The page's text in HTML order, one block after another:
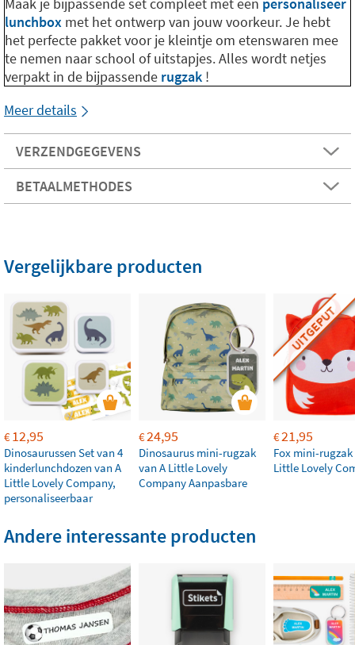
lunchbox met het ontwerp van jouw voorkeur. Je hebt
het perfecte pakket voor je kleintje om etenswaren mee
te nemen naar school of uitstapjes. Alles wordt netjes
verpakt in de bijpassende rugzak !
Meer details
VERZENDGEGEVENS
BETAALMETHODES
Vergelijkbare producten
€12,95
Dinosaurussen Set van 4
kinderlunchdozen van A
Little Lovely Company,
personaliseerbaar
€24,95
Dinosaurus mini-rugzak
van A Little Lovely
Company Aanpasbare
UITGEPUT
€21,95
Fox mini-rugzak
Little Lovely
Andere interessante producten